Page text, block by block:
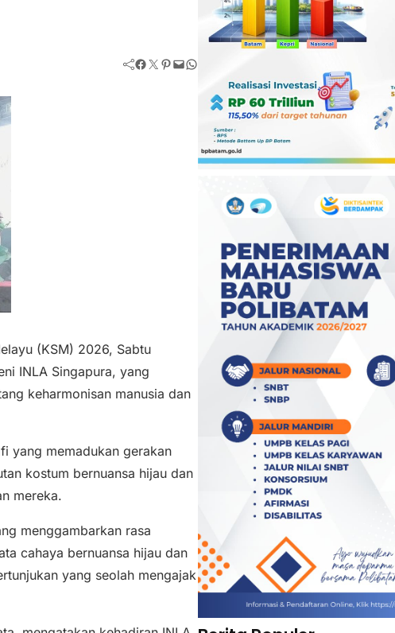
Facebook Twitter Pinterest Mail WhatsApp
(KSM) 2026, Sabtu
INLA Singapura, yang
keharmonisan manusia dan
yang memadukan gerakan
kostum bernuansa hijau dan
mereka.
menggambarkan rasa
cahaya bernuansa hijau dan
yang seolah mengajak